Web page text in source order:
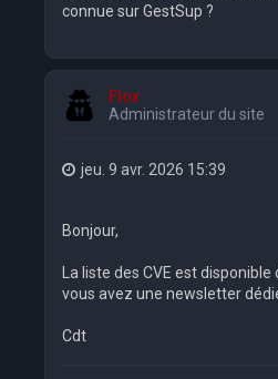
connue sur GestSup ?
Flox
Administrateur du site
jeu. 9 avr. 2026 15:39
Bonjour,
La liste des CVE est
vous avez une newsletter
Cdt